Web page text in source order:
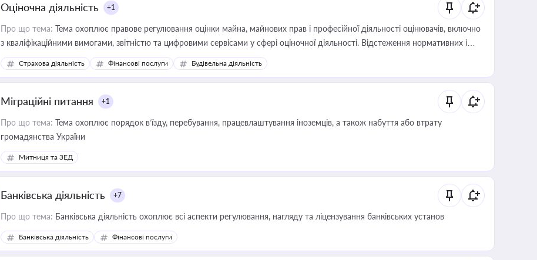
Оціночна діяльність +1
Про що тема: Тема охоплює правове регулювання оцінки майна, майнових прав і професійної діяльності оцінювачів, включно
з кваліфікаційними вимогами, звітністю та цифровими сервісами у сфері оціночної діяльності. Відстеження нормативних і
медійних змін у цій сфері корисне для власника бізнесу, керівника, юриста або бухгалтера під час оподаткування,
приватизації, оренди державного майна, корпоративних угод і перевірки статусу суб'єктів оціночної діяльності
Страхова діяльність Фінансові послуги Будівельна діяльність
Міграційні питання +1
Про що тема: Тема охоплює порядок в’їзду, перебування, працевлаштування іноземців, а також набуття або втрату
громадянства України
Митниця та ЗЕД
Банківська діяльність +7
Про що тема: Банківська діяльність охоплює всі аспекти регулювання, нагляду та ліцензування банківських установ
Банківська діяльність Фінансові послуги